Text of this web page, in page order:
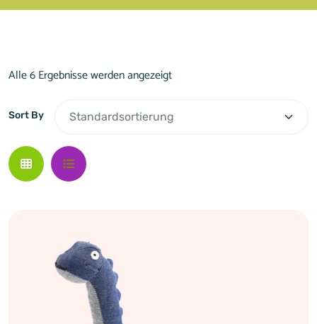
Alle 6 Ergebnisse werden angezeigt
Sort By